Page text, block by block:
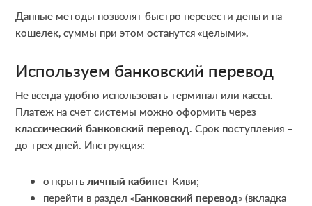
Данные методы позволят быстро перевести деньги на
кошелек, суммы при этом останутся «целыми».
Используем банковский перевод
Не всегда удобно использовать терминал или кассы.
Платеж на счет системы можно оформить через
классический банковский перевод. Срок поступления –
до трех дней. Инструкция:
открытьличный кабинет Киви;
перейти в раздел «Банковский перевод» (вкладка